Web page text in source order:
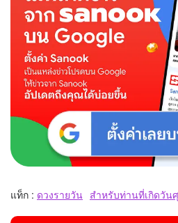
แท็ก : ดวงรายวัน สำหรับท่านที่เกิดวัน